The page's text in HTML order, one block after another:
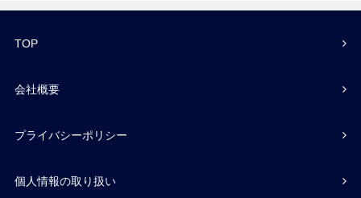
TOP
会社概要
プライバシーポリシー
個人情報の取り扱い